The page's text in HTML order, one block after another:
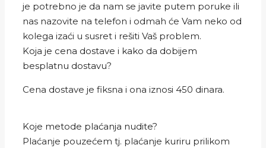
je potrebno je da nam se javite putem poruke ili
nas nazovite na telefon i odmah će Vam neko od
kolega izaći u susret i rešiti Vaš problem.
Koja je cena dostave i kako da dobijem
besplatnu dostavu?
Cena dostave je fiksna i ona iznosi 450 dinara.
Koje metode plaćanja nudite?
Plaćanje pouzećem tj. plaćanje kuriru prilikom